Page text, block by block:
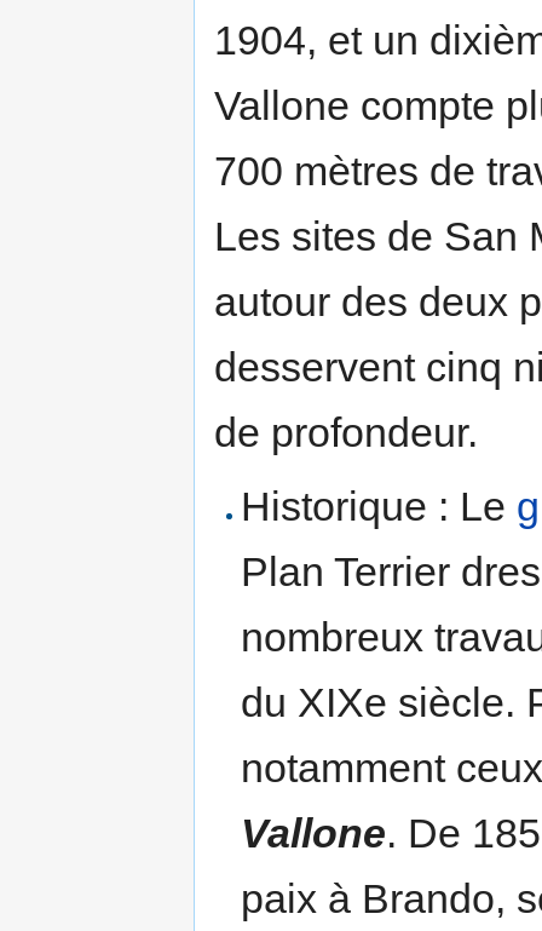
1904, et un
Vallone compte
700 mètres de
Les sites de San
autour des deux
desservent cinq
de profondeur.
Historique : Le
Plan Terrier
nombreux
du XIXe siècle.
notamment
Vallone. De
paix à Brando,